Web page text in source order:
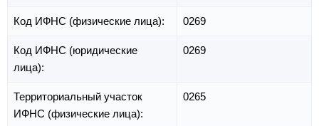
Код ИФНС (физические лица): 0269
Код ИФНС (юридические
лица):
0269
Территориальный участок
ИФНС (физические лица):
0265